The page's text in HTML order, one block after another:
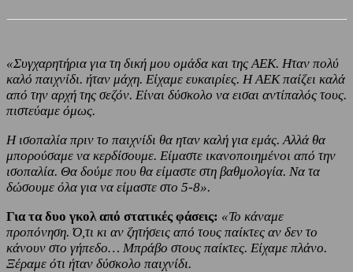
«Συγχαρητήρια για τη δική μου ομάδα και της ΑΕΚ. Ηταν πολύ
καλό παιχνίδι. ήταν μάχη. Είχαμε ευκαιρίες. Η ΑΕΚ παίζει καλά
από την αρχή της σεζόν. Είναι δύσκολο να εισαι αντίπαλός τους.
πιστεύαμε όμως.
Η ισοπαλία πριν το παιχνίδι θα ηταν καλή για εμάς. Αλλά θα
μπορούσαμε να κερδίσουμε. Είμαστε ικανοποιημένοι από την
ισοπαλία. Θα δούμε που θα είμαστε στη βαθμολογία. Να τα
δώσουμε όλα για να είμαστε στο 5-8».
Για τα δυο γκολ από στατικές φάσεις: «Το κάναμε
προπόνηση. Ό,τι κι αν ζητήσεις από τους παίκτες αν δεν το
κάνουν στο γήπεδο… Μπράβο στους παίκτες. Είχαμε πλάνο.
Ξέραμε ότι ήταν δύσκολο παιχνίδι.